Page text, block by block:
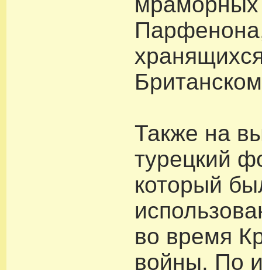
Также на
турецкий
который
во время
войны. По